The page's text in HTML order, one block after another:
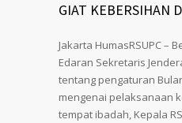
GIAT KEBERSIHAN
Jakarta HumasRSUPC –
Edaran Sekretaris
tentang pengaturan
mengenai pelaksanaan
tempat ibadah, Kepala